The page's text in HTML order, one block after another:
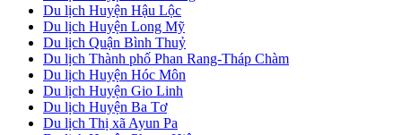
Du lịch Huyện Hậu Lộc
Du lịch Huyện Long Mỹ
Du lịch Quận Bình Thuỷ
Du lịch Thành phố Phan Rang-Tháp Chàm
Du lịch Huyện Hóc Môn
Du lịch Huyện Gio Linh
Du lịch Huyện Ba Tơ
Du lịch Thị xã Ayun Pa